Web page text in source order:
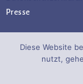
Presse
Diese Website
nutzt,